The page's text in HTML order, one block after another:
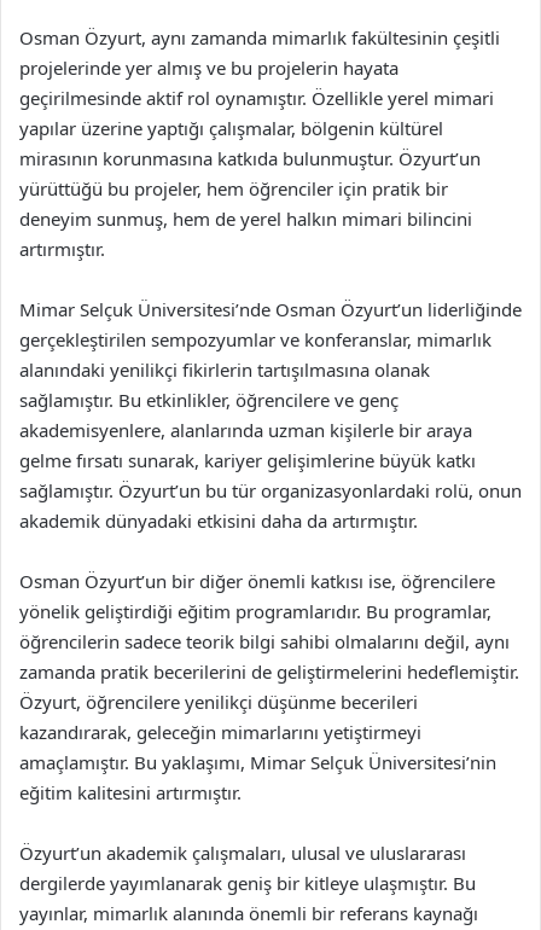
Osman Özyurt, aynı zamanda mimarlık fakültesinin çeşitli
projelerinde yer almış ve bu projelerin hayata
geçirilmesinde aktif rol oynamıştır. Özellikle yerel mimari
yapılar üzerine yaptığı çalışmalar, bölgenin kültürel
mirasının korunmasına katkıda bulunmuştur. Özyurt’un
yürüttüğü bu projeler, hem öğrenciler için pratik bir
deneyim sunmuş, hem de yerel halkın mimari bilincini
artırmıştır.
Mimar Selçuk Üniversitesi’nde Osman Özyurt’un liderliğinde
gerçekleştirilen sempozyumlar ve konferanslar, mimarlık
alanındaki yenilikçi fikirlerin tartışılmasına olanak
sağlamıştır. Bu etkinlikler, öğrencilere ve genç
akademisyenlere, alanlarında uzman kişilerle bir araya
gelme fırsatı sunarak, kariyer gelişimlerine büyük katkı
sağlamıştır. Özyurt’un bu tür organizasyonlardaki rolü, onun
akademik dünyadaki etkisini daha da artırmıştır.
Osman Özyurt’un bir diğer önemli katkısı ise, öğrencilere
yönelik geliştirdiği eğitim programlarıdır. Bu programlar,
öğrencilerin sadece teorik bilgi sahibi olmalarını değil, aynı
zamanda pratik becerilerini de geliştirmelerini hedeflemiştir.
Özyurt, öğrencilere yenilikçi düşünme becerileri
kazandırarak, geleceğin mimarlarını yetiştirmeyi
amaçlamıştır. Bu yaklaşımı, Mimar Selçuk Üniversitesi’nin
eğitim kalitesini artırmıştır.
Özyurt’un akademik çalışmaları, ulusal ve uluslararası
dergilerde yayımlanarak geniş bir kitleye ulaşmıştır. Bu
yayınlar, mimarlık alanında önemli bir referans kaynağı